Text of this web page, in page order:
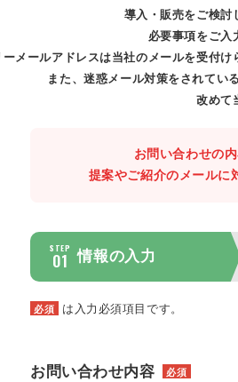
導入・販売をご検討
必要事項をご入
ーメールアドレスは当社のメールを受付
また、迷惑メール対策をされてい
改めて
お問い合わせの
提案やご紹介のメールに
STEP
01 情報の入力
必須 は入力必須項目です。
お問い合わせ内容 必須